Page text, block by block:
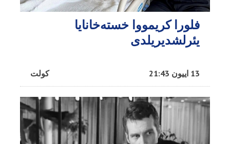
فلورا کریمووا خسته‌خانایا
یئرلشدیریلدی
کولت 13 اییون 21:43